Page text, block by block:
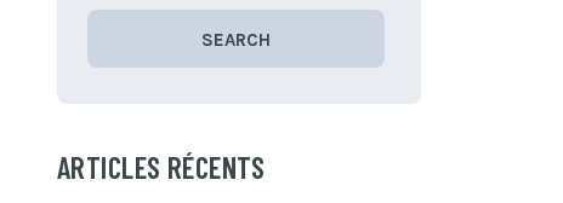
SEARCH
ARTICLES RÉCENTS